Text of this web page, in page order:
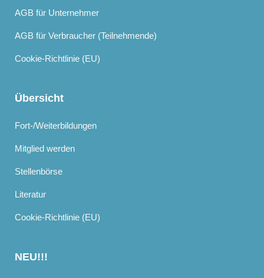
AGB für Unternehmer
AGB für Verbraucher (Teilnehmende)
Cookie-Richtlinie (EU)
Übersicht
Fort-/Weiterbildungen
Mitglied werden
Stellenbörse
Literatur
Cookie-Richtlinie (EU)
NEU!!!